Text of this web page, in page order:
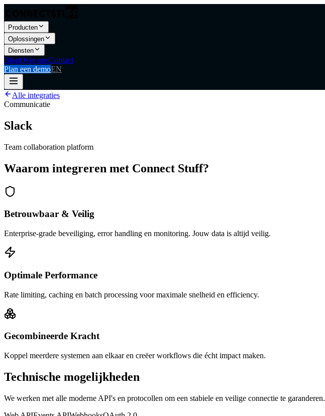
Producten
Oplossingen
Diensten
BlogOver onsContact
Plan een demoEN
Alle integraties
Communicatie
Slack
Team collaboration platform
Waarom integreren met Connect Stuff?
Betrouwbaar & Veilig
Enterprise-grade beveiliging, error handling en monitoring. Jouw data is altijd veilig.
Optimale Performance
Rate limiting, caching en batch processing voor maximale snelheid en efficiency.
Gecombineerde Kracht
Koppel meerdere systemen aan elkaar en creëer workflows die écht impact maken.
Technische mogelijkheden
We werken met alle moderne API's en protocollen om een stabiele en veilige connectie te garanderen.